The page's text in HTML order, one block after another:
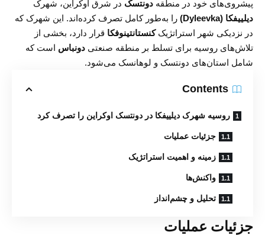
پیشروی‌های خود در منطقه دونتسک در شرق اوکراین، شهرک
دیلییفکا (Dyleevka)
را به‌طور کامل تصرف کرده‌اند. این شهرک که
در نزدیکی شهر استراتژیککنستانتینوفکا قرار دارد، بخشی از
تلاش‌های روسیه برای تسلط بر منطقه صنعتی دونباس است که
شامل استان‌های دونتسک و لوهانسک می‌شود.
Contents
روسیه شهرک دیلییفکا در دونتسک اوکراین را تصرف کرد
جزئیات عملیات
زمینه و اهمیت استراتژیک
واکنش‌ها
تحلیل و چشم‌انداز
جزئیات عملیات